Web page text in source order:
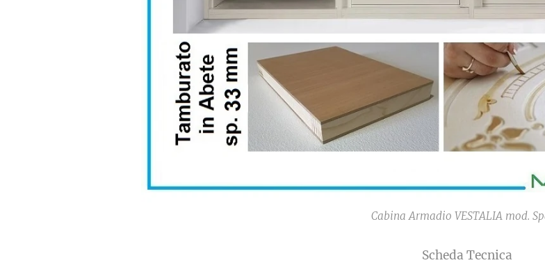
Cabina Armadio VESTALIA mod.
Scheda Tecnica